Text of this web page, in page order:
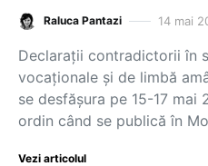
Raluca Pantazi 14 mai
Declarații contradictorii în
vocaționale și de limbă
se desfășura pe 15-17 mai
ordin când se publică în
Vezi articolul